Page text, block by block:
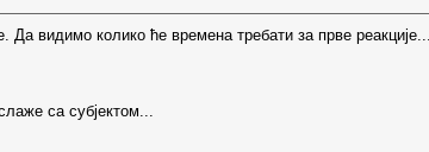
видимо колико ће времена требати за прве реакције...
са субјектом...